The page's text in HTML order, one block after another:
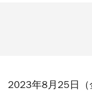
2023年8月25日（